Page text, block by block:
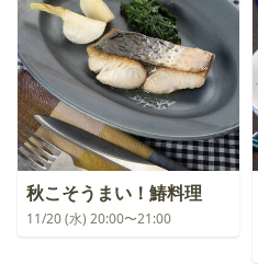
秋こそうまい！鰆料理
11/20 (水) 20:00〜21:00